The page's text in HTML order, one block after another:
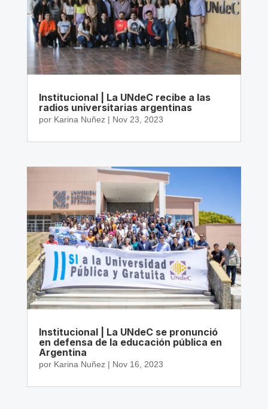
Institucional | La UNdeC recibe a las
radios universitarias argentinas
por Karina Nuñez| Nov 23, 2023
Institucional | La UNdeC se pronunció
en defensa de la educación pública en
Argentina
por Karina Nuñez| Nov 16, 2023